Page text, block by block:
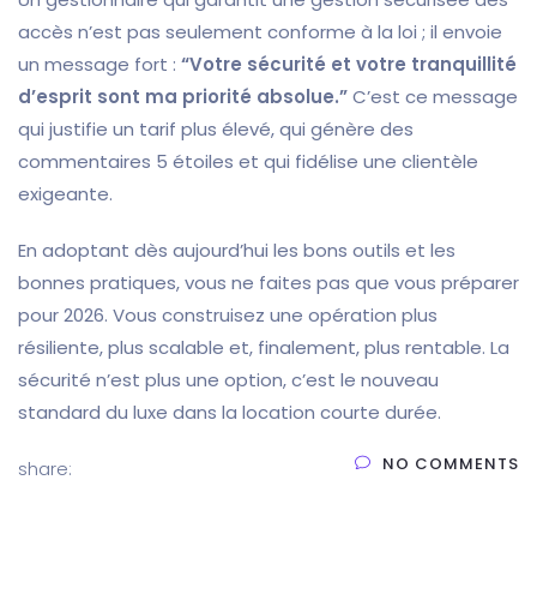
accès n’est pas seulement conforme à la loi ; il envoie
un message fort : “Votre sécurité et votre tranquillité
d’esprit sont ma priorité absolue.”C’est ce message
qui justifie un tarif plus élevé, qui génère des
commentaires 5 étoiles et qui fidélise une clientèle
exigeante.
En adoptant dès aujourd’hui les bons outils et les
bonnes pratiques, vous ne faites pas que vous préparer
pour 2026. Vous construisez une opération plus
résiliente, plus scalable et, finalement, plus rentable. La
sécurité n’est plus une option, c’est le nouveau
standard du luxe dans la location courte durée.
share: NO COMMENTS